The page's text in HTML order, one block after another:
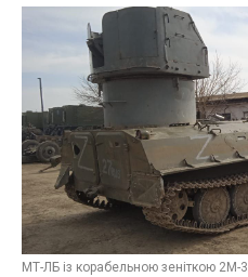
МТ-ЛБ із корабельною зеніткою 2М-3